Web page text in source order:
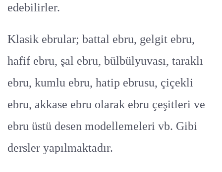
edebilirler.
Klasik ebrular; battal ebru, gelgit ebru,
hafif ebru, şal ebru, bülbülyuvası, taraklı
ebru, kumlu ebru, hatip ebrusu, çiçekli
ebru, akkase ebru olarak ebru çeşitleri ve
ebru üstü desen modellemeleri vb. Gibi
dersler yapılmaktadır.